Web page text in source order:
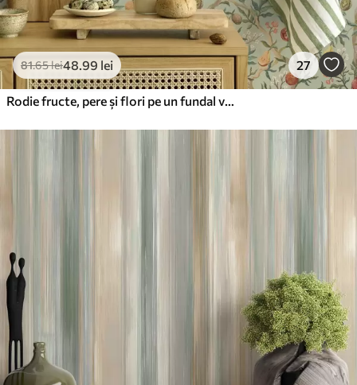
81.65lei48.99 lei 27
Rodie fructe, pere și flori pe un fundal verde pal